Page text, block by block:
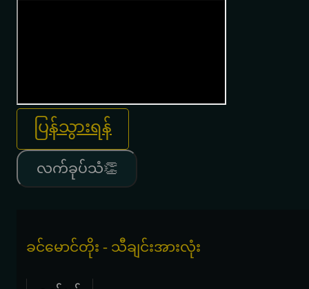
ပြန်သွားရန်
လက်ခုပ်သံ👏
ခင်မောင်တိုး - သီချင်းအားလုံး